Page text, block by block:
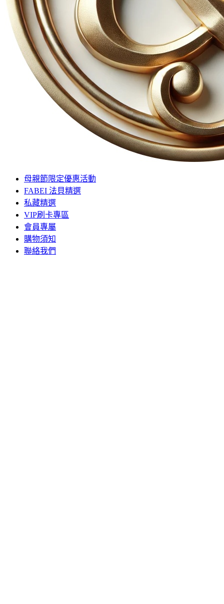
母親節限定優惠活動
FABEI 法貝精選
私藏精選
VIP刷卡專區
會員專屬
購物須知
聯絡我們